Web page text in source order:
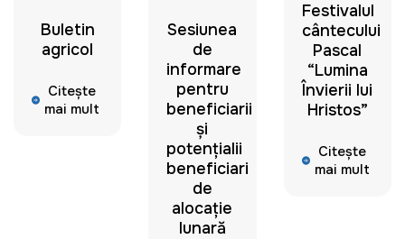
Buletin
agricol
Citește
mai mult
Sesiunea
de
informare
pentru
beneficiarii
și
potențialii
beneficiari
de
alocație
lunară
Festivalul
cântecului
Pascal
“Lumina
Învierii lui
Hristos”
Citește
mai mult